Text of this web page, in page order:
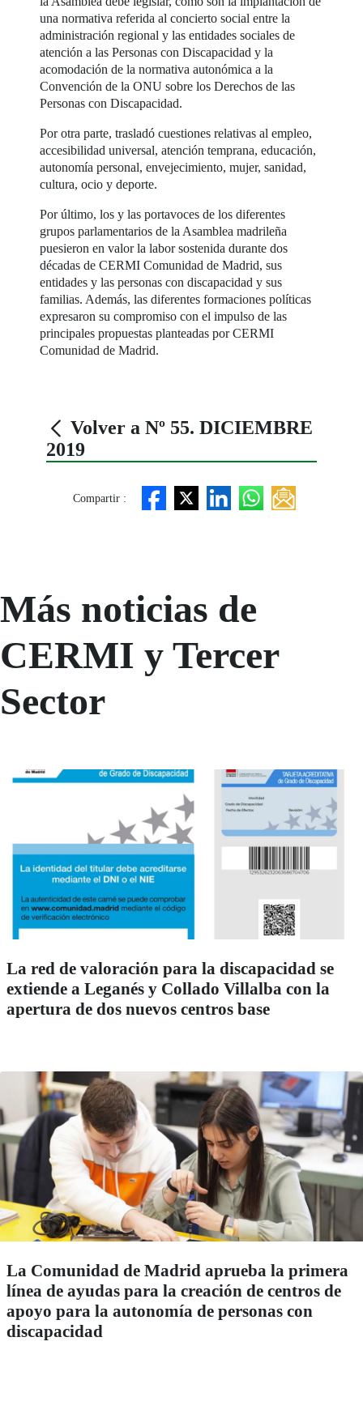
una normativa referida al concierto social entre la
administración regional y las entidades sociales de
atención a las Personas con Discapacidad y la
acomodación de la normativa autonómica a la
Convención de la ONU sobre los Derechos de las
Personas con Discapacidad.
Por otra parte, trasladó cuestiones relativas al empleo,
accesibilidad universal, atención temprana, educación,
autonomía personal, envejecimiento, mujer, sanidad,
cultura, ocio y deporte.
Por último, los y las portavoces de los diferentes
grupos parlamentarios de la Asamblea madrileña
puesieron en valor la labor sostenida durante dos
décadas de CERMI Comunidad de Madrid, sus
entidades y las personas con discapacidad y sus
familias. Además, las diferentes formaciones políticas
expresaron su compromiso con el impulso de las
principales propuestas planteadas por CERMI
Comunidad de Madrid.
Volver a Nº 55. DICIEMBRE
2019
Compartir :
Más noticias de
CERMI y Tercer
Sector
La red de valoración para la discapacidad se
extiende a Leganés y Collado Villalba con la
apertura de dos nuevos centros base
La Comunidad de Madrid aprueba la primera
línea de ayudas para la creación de centros de
apoyo para la autonomía de personas con
discapacidad